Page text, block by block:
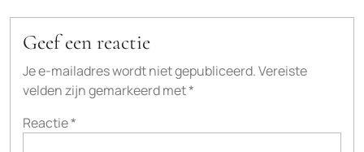
Geef een reactie
Je e-mailadres wordt niet gepubliceerd.Vereiste
velden zijn gemarkeerd met*
Reactie*